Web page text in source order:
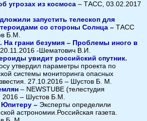
угрозах из космоса – ТАСС, 03.02.2017
запустить телескоп для
со стороны Солнца – ТАСС
Б.М.
На грани безумия – Проблемы иного в
-Шематович В.И.
увидит российский спутник.
утвердил параметры проекта по
системы мониторинга опасных
27.10.2016 – Шустов Б. М.
– NEWSTUBE (телестудия
2016 – Шустов Б.М.
– Эксперты определили
астрономии.Российская газета.